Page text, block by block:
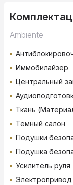
Ambiente
Иммобилайзер
Центральный
Ткань
Темный салон
Подушки
Подушка
Усилитель руля
Электропривод